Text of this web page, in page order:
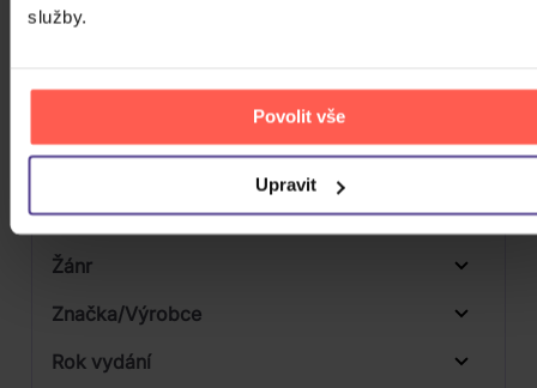
služby.
Povolit vše
Upravit
24 Kč 99980 Kč
Cena do
Žánr
Značka/Výrobce
Rok vydání